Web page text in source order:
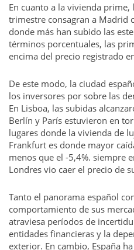
En cuanto a la vivienda
trimestre consagran a Madrid
donde más han subido las
términos porcentuales, las
encima del precio registrado
De este modo, la ciudad
los inversores por sobre las
En Lisboa, las subidas
Berlín y París estuvieron en
lugares donde la vivienda de
Frankfurt es donde mayor
menos que el -5,4%. siempre
Londres vio caer el precio de
Tanto el panorama español
comportamiento de sus
atraviesa períodos de
entidades financieras y la
exterior. En cambio, España